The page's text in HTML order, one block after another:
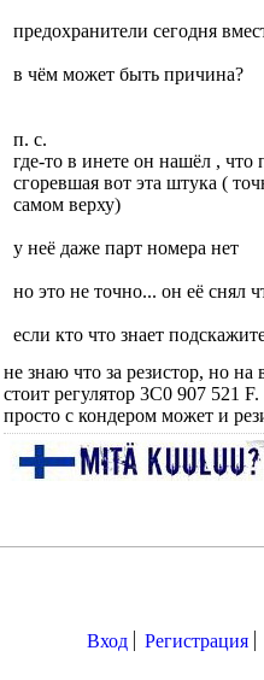
предохранители сегодня
в чём может быть причина?
п. с.
где-то в инете он нашёл ,
сгоревшая вот эта штука (
самом верху)
у неё даже парт номера нет
но это не точно... он её снял
если кто что знает
не знаю что за резистор, но на
стоит регулятор 3C0 907 521 F.
просто с кондером может и
Вход Регистрация